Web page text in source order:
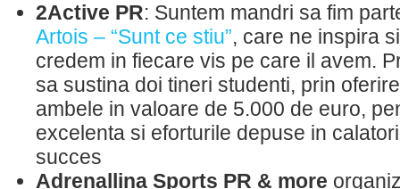
2Active PR: Suntem mandri sa fim
Artois – “Sunt ce stiu”, care ne inspira
credem in fiecare vis pe care il avem.
sa sustina doi tineri studenti, prin
ambele in valoare de 5.000 de euro,
excelenta si eforturile depuse in
succes
Adrenallina Sports PR & more